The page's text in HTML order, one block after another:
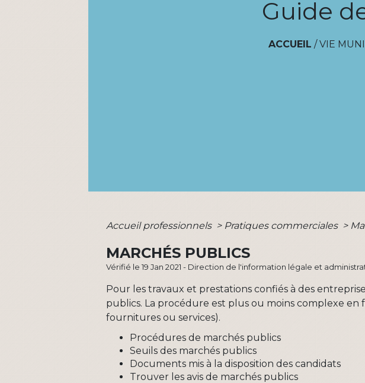
Guide
ACCUEIL /VIE
Accueil professionnels > Pratiques commerciales >
MARCHÉS PUBLICS
Vérifié le 19 Jan 2021 - Direction de l'information légale et
Pour les travaux et prestations confiés à des
publics. La procédure est plus ou moins complexe
fournitures ou services).
Procédures de marchés publics
Seuils des marchés publics
Documents mis à la disposition des candidats
Trouver les avis de marchés publics